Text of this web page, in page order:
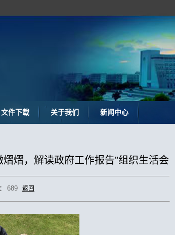
文件下载 关于我们 新闻中心
熠，解读政府工作报告”组织生活会
689 返回